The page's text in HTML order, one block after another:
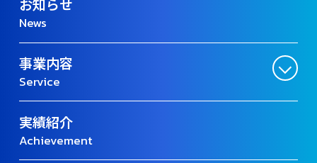
お知らせ
News
事業内容
Service
実績紹介
Achievement